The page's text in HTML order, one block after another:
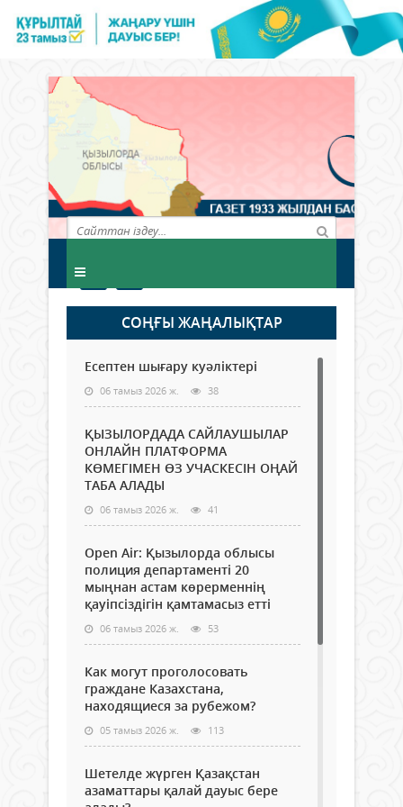
СОҢҒЫ ЖАҢАЛЫҚТАР
Есептен шығару куәліктері
06 тамыз 2026 ж. 38
ҚЫЗЫЛОРДАДА САЙЛАУШЫЛАР
ОНЛАЙН ПЛАТФОРМА
КӨМЕГІМЕН ӨЗ УЧАСКЕСІН ОҢАЙ
ТАБА АЛАДЫ
06 тамыз 2026 ж. 41
Open Air: Қызылорда облысы
полиция департаменті 20
мыңнан астам көрерменнің
қауіпсіздігін қамтамасыз етті
06 тамыз 2026 ж. 53
Как могут проголосовать
граждане Казахстана,
находящиеся за рубежом?
05 тамыз 2026 ж. 113
Шетелде жүрген Қазақстан
азаматтары қалай дауыс бере